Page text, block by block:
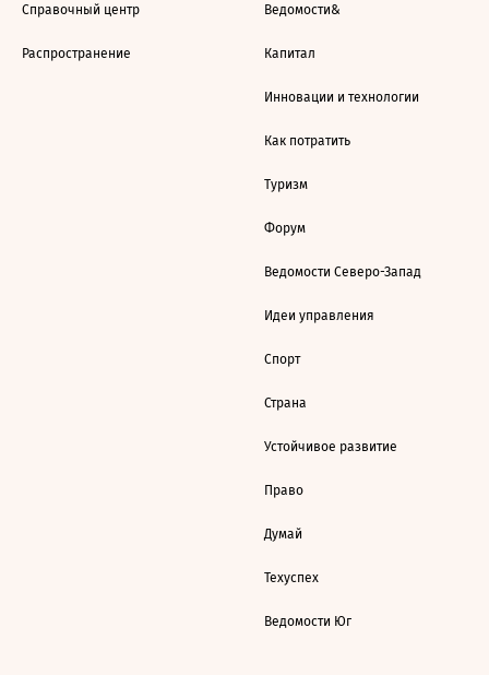
Справочный центр
Распространение
Ведомости&
Капитал
Инновации и технологии
Как потратить
Туризм
Форум
Ведомости Северо-Запад
Идеи управления
Спорт
Страна
Устойчивое развитие
Право
Думай
Техуспех
Ведомости Юг